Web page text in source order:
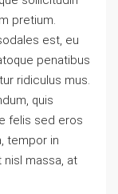
pretium.
est, eu
penatibus
ridiculus mus.
quis
felis sed eros
tempor in
nisl massa, at